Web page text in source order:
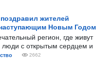
жителей
Новым Годом
регион, где живут
с открытым сердцем и
2662